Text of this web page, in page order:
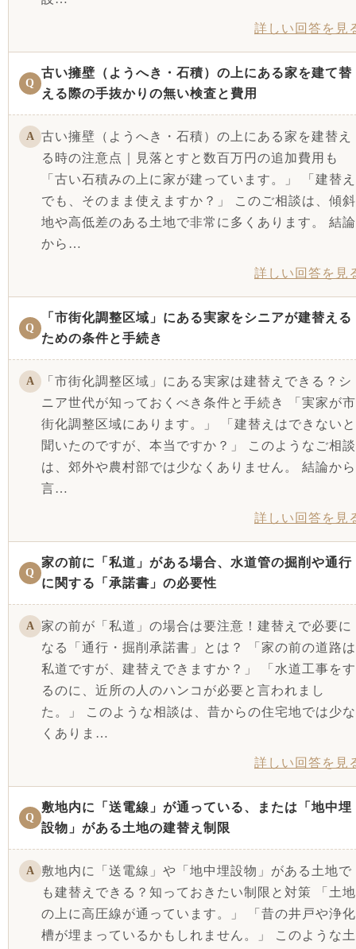
詳しい回答を見
Q
古い擁壁（ようへき・石積）の上にある家を建て替
える際の手抜かりの無い検査と費用
A 古い擁壁（ようへき・石積）の上にある家を建替え
る時の注意点｜見落とすと数百万円の追加費用も
「古い石積みの上に家が建っています。」 「建替え
でも、そのまま使えますか？」 このご相談は、傾斜
地や高低差のある土地で非常に多くあります。 結論
から…
詳しい回答を見
Q
「市街化調整区域」にある実家をシニアが建替える
ための条件と手続き
A
「市街化調整区域」にある実家は建替えできる？シ
ニア世代が知っておくべき条件と手続き 「実家が市
街化調整区域にあります。」 「建替えはできないと
聞いたのですが、本当ですか？」 このようなご相談
は、郊外や農村部では少なくありません。 結論から
言…
詳しい回答を見
Q
家の前に「私道」がある場合、水道管の掘削や通行
に関する「承諾書」の必要性
A
家の前が「私道」の場合は要注意！建替えで必要に
なる「通行・掘削承諾書」とは？ 「家の前の道路は
私道ですが、建替えできますか？」 「水道工事をす
るのに、近所の人のハンコが必要と言われまし
た。」 このような相談は、昔からの住宅地では少な
くありま…
詳しい回答を見
Q
敷地内に「送電線」が通っている、または「地中埋
設物」がある土地の建替え制限
A
敷地内に「送電線」や「地中埋設物」がある土地で
も建替えできる？知っておきたい制限と対策 「土地
の上に高圧線が通っています。」 「昔の井戸や浄化
槽が埋まっているかもしれません。」 このような土